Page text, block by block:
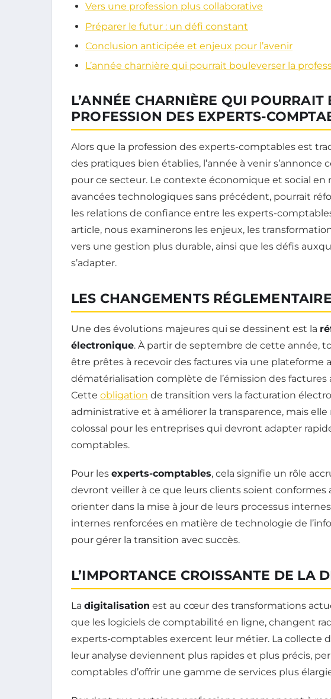
Vers une profession plus collaborative
Préparer le futur : un défi constant
Conclusion anticipée et enjeux pour l’avenir
L’année charnière qui pourrait bouleverser la
L’ANNÉE CHARNIÈRE QUI POURRAIT
PROFESSION DES EXPERTS-
Alors que la profession des experts-comptables est
des pratiques bien établies, l’année à venir s’annonce
pour ce secteur. Le contexte économique et social
avancées technologiques sans précédent, pourrait
les relations de confiance entre les experts-
article, nous examinerons les enjeux, les
vers une gestion plus durable, ainsi que les défis
s’adapter.
LES CHANGEMENTS
Une des évolutions majeures qui se dessinent est la
électronique. À partir de septembre de cette année,
être prêtes à recevoir des factures via une plateforme
dématérialisation complète de l’émission des factures
Cette obligation de transition vers la facturation
administrative et à améliorer la transparence, mais
colossal pour les entreprises qui devront adapter
comptables.
Pour les experts-comptables, cela signifie un rôle
devront veiller à ce que leurs clients soient conformes
orienter dans la mise à jour de leurs processus
internes renforcées en matière de technologie de
pour gérer la transition avec succès.
L’IMPORTANCE CROISSANTE DE LA
La digitalisation est au cœur des transformations
que les logiciels de comptabilité en ligne, changent
experts-comptables exercent leur métier. La collecte
leur analyse deviennent plus rapides et plus précis,
comptables d’offrir une gamme de services plus